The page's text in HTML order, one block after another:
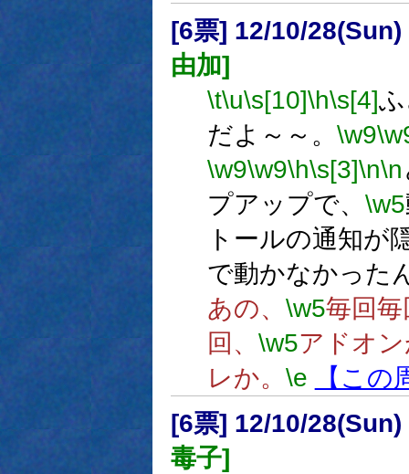
[6票] 12/10/
由加]
\t\u\s[10]\h\s[4]
だよ～～。 \w9
\w9\w9\h\s[3]\n\n
プアップで、 \w5
トールの通知が
で動かなかった
あの、 \w5毎回
回、 \w5アドオ
レか。 \e
【この
[6票] 12/10/
毒子]